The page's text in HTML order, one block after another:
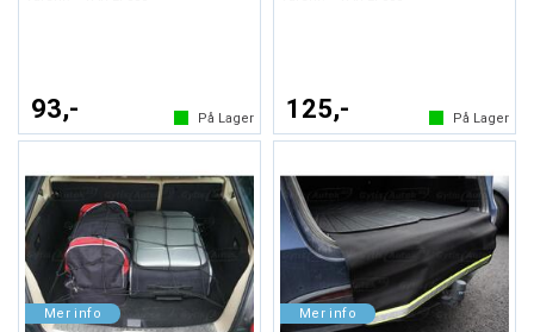
93,- På Lager 125,- På Lager